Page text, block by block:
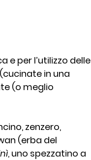
e per l’utilizzo delle
in una
(o meglio
zenzero,
(erba del
, uno spezzatino a